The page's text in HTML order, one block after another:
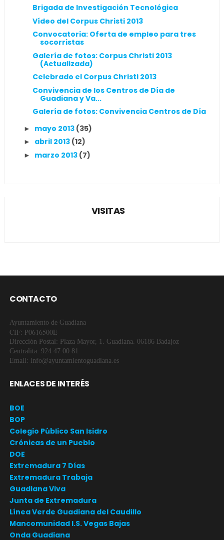
Brigada de Investigación Tecnológica
Vídeo del Corpus Christi 2013
Convocatoria: Oferta de empleo para tres
socorristas
Galería de fotos: Corpus Christi 2013
(Actualizada)
Celebrado el Corpus Christi 2013
Convivencia de los Centros de Día de
Guadiana y Va...
Galería de fotos: Convivencia Centros de Día
► mayo 2013 (35)
► abril 2013 (12)
► marzo 2013 (7)
VISITAS
CONTACTO
Ayuntamiento de Guadiana
CIF: P0616500E
Dirección Postal: Plaza Mayor, 1. Guadiana. 06186 Badajoz
Centralita: 924 47 00 81
Email: info@ayuntamientoguadiana.es
ENLACES DE INTERÉS
BOE
BOP
Colegio Público San Isidro
Crónicas de un Pueblo
DOE
Extremadura 7 Días
Extremadura Trabaja
Guadiana Viva
Junta de Extremadura
Línea Verde Guadiana del Caudillo
Mancomunidad I.S. Vegas Bajas
Onda Guadiana